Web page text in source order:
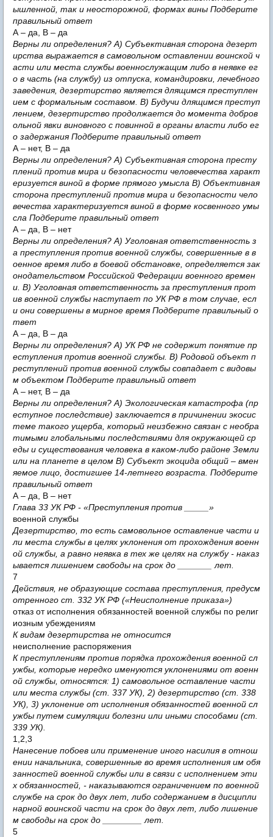
ышленной, так и неосторожной, формах вины Подберите
правильный ответ
А – да, В – да
Верны ли определения? А) Субъективная сторона дезерт
ирства выражается в самовольном оставлении воинской ч
асти или места службы военнослужащим либо в неявке ег
о в часть (на службу) из отпуска, командировки, лечебного
заведения, дезертирство является длящимся преступлен
ием с формальным составом. В) Будучи длящимся преступ
лением, дезертирство продолжается до момента добров
ольной явки виновного с повинной в органы власти либо ег
о задержания Подберите правильный ответ
А – нет, В – да
Верны ли определения? А) Субъективная сторона престу
плений против мира и безопасности человечества характ
еризуется виной в форме прямого умысла В) Объективная
сторона преступлений против мира и безопасности чело
вечества характеризуется виной в форме косвенного умы
сла Подберите правильный ответ
А – да, В – нет
Верны ли определения? А) Уголовная ответственность з
а преступления против военной службы, совершенные в в
оенное время либо в боевой обстановке, определяется зак
онодательством Российской Федерации военного времен
и. В) Уголовная ответственность за преступления прот
ив военной службы наступает по УК РФ в том случае, есл
и они совершены в мирное время Подберите правильный о
твет
А – да, В – да
Верны ли определения? А) УК РФ не содержит понятие пр
еступления против военной службы. В) Родовой объект п
реступлений против военной службы совпадает с видовы
м объектом Подберите правильный ответ
А – нет, В – да
Верны ли определения? А) Экологическая катастрофа (пр
еступное последствие) заключается в причинении экосис
теме такого ущерба, который неизбежно связан с необра
тимыми глобальными последствиями для окружающей ср
еды и существования человека в каком-либо районе Земли
или на планете в целом В) Субъект экоцида общий – вмен
яемое лицо, достигшее 14-летнего возраста. Подберите
правильный ответ
А – да, В – нет
Глава 33 УК РФ - «Преступления против _____»
военной службы
Дезертирство, то есть самовольное оставление части и
ли места службы в целях уклонения от прохождения военн
ой службы, а равно неявка в тех же целях на службу - наказ
ывается лишением свободы на срок до _______ лет.
7
Действия, не образующие состава преступления, предусм
отренного ст. 332 УК РФ («Неисполнение приказа»)
отказ от исполнения обязанностей военной службы по религ
иозным убеждениям
К видам дезертирства не относится
неисполнение распоряжения
К преступлениям против порядка прохождения военной сл
ужбы, которые нередко именуются уклонениями от военн
ой службы, относятся: 1) самовольное оставление части
или места службы (ст. 337 УК), 2) дезертирство (ст. 338
УК), 3) уклонение от исполнения обязанностей военной сл
ужбы путем симуляции болезни или иными способами (ст.
339 УК).
1,2,3
Нанесение побоев или применение иного насилия в отнош
ении начальника, совершенные во время исполнения им обя
занностей военной службы или в связи с исполнением эти
х обязанностей, - наказываются ограничением по военной
службе на срок до двух лет, либо содержанием в дисципли
нарной воинской части на срок до двух лет, либо лишение
м свободы на срок до ________ лет.
5